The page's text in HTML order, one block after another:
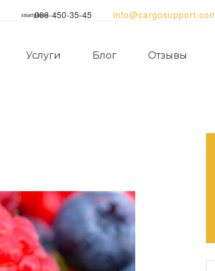
smartphone066-450-35-45
Услуги Блог Отзывы